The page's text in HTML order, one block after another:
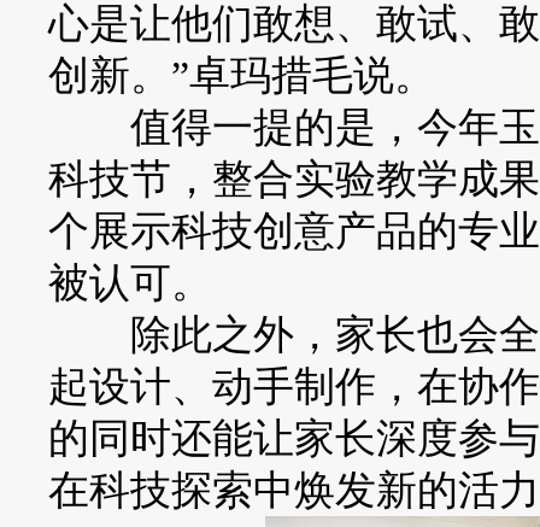
心是让他们敢想、敢试、
创新。”卓玛措毛说。
值得一提的是，今年玉
科技节，整合实验教学成
个展示科技创意产品的专
被认可。
除此之外，家长也会全
起设计、动手制作，在协
的同时还能让家长深度参
在科技探索中焕发新的活